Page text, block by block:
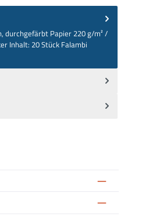
durchgefärbt Papier 220 g/m² /
Inhalt: 20 Stück Falambi